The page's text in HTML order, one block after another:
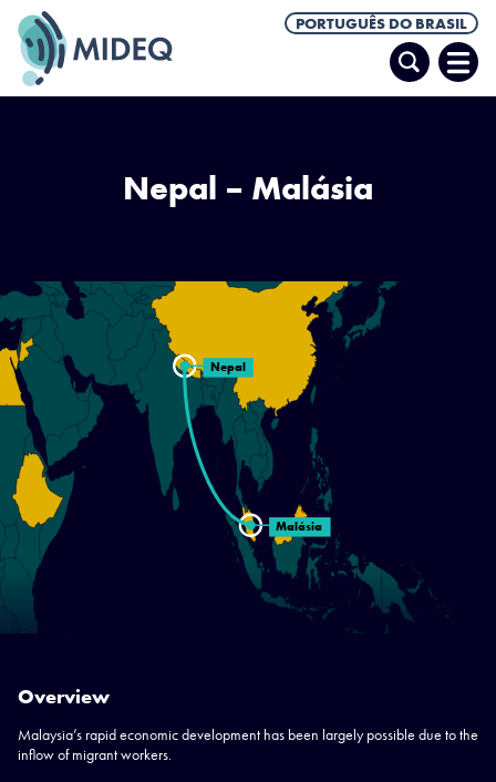
PORTUGUÊS DO BRASIL
Pesquisar
Abrir
Nepal – Malásia
Nepal
Malásia
Overview
Malaysia’s rapid economic development has been largely possible due to the
inflow of migrant workers.